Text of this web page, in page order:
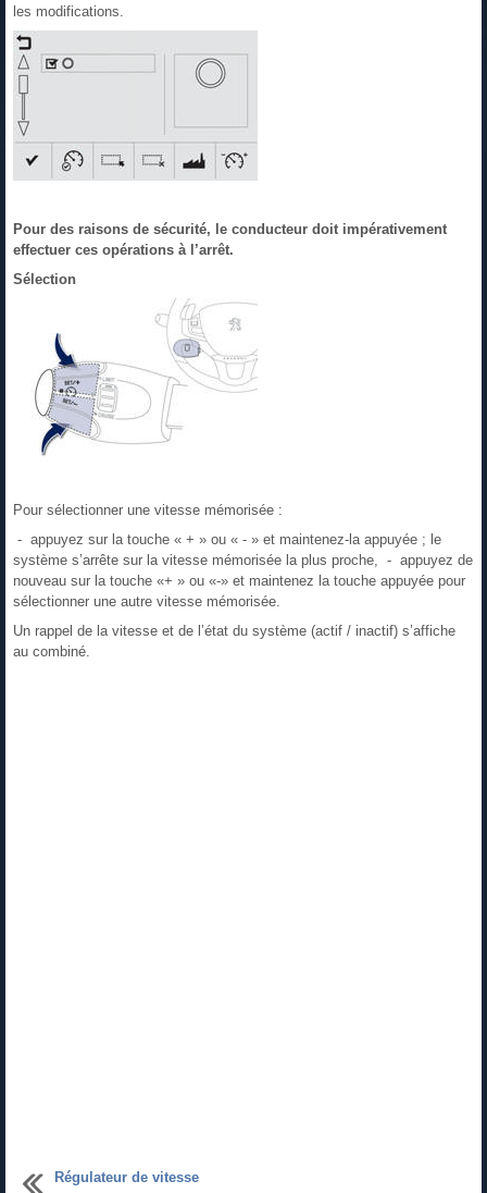
les modifications.
Pour des raisons de sécurité, le conducteur doit impérativement
effectuer ces opérations à l’arrêt.
Sélection
Pour sélectionner une vitesse mémorisée :
- appuyez sur la touche « + » ou « - » et maintenez-la appuyée ; le
système s’arrête sur la vitesse mémorisée la plus proche, - appuyez de
nouveau sur la touche «+ » ou «-» et maintenez la touche appuyée pour
sélectionner une autre vitesse mémorisée.
Un rappel de la vitesse et de l’état du système (actif / inactif) s’affiche
au combiné.
Régulateur de vitesse